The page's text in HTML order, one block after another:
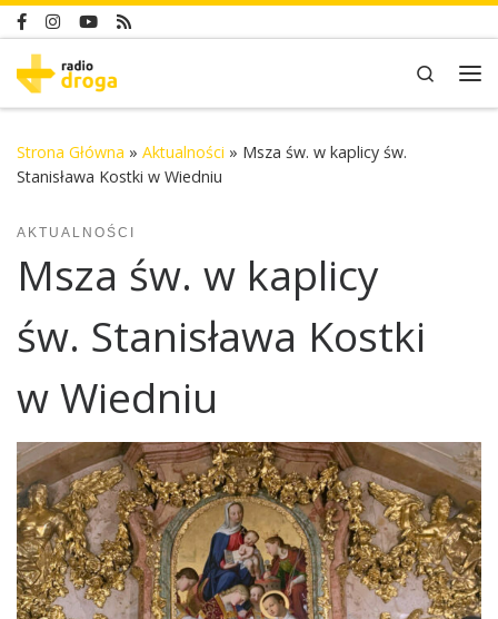
Skip to content
Search
Strona Główna » Aktualności » Msza św. w kaplicy św.
Stanisława Kostki w Wiedniu
AKTUALNOŚCI
Msza św. w kaplicy
św. Stanisława Kostki
w Wiedniu